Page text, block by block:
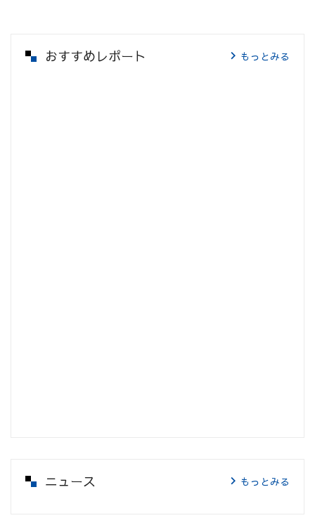
おすすめレポート もっとみる
ニュース もっとみる